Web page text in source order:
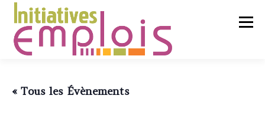
Aller
contenu
Menu
« Tous les Évènements